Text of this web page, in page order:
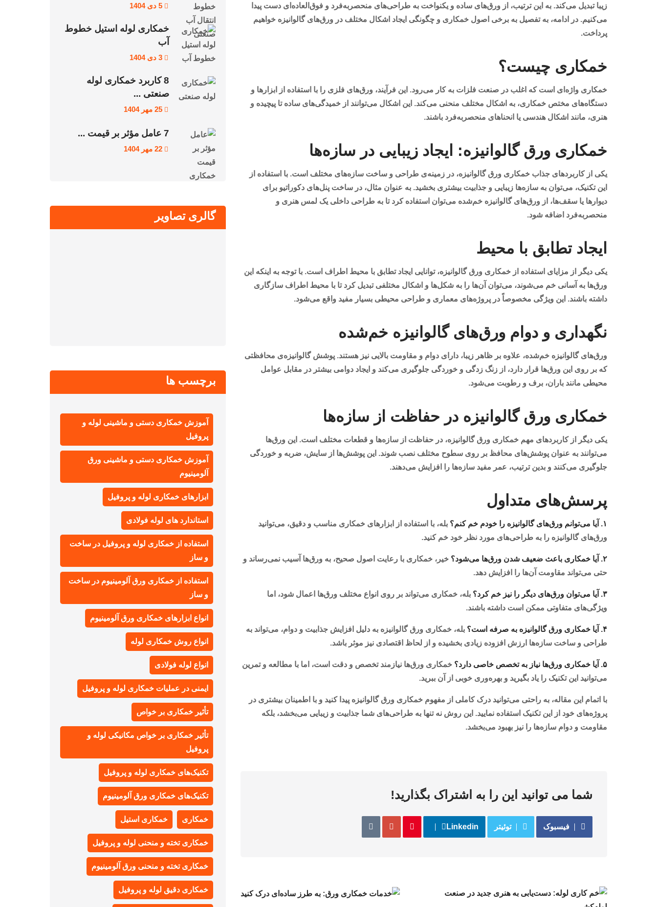
زیبا تبدیل می‌کند. به این ترتیب، از ورق‌های ساده و یکنواخت به طراحی‌های منحصربه‌فرد و فوق‌العاده‌ای دست پیدا
می‌کنیم. در ادامه، به تفصیل به برخی اصول خمکاری و چگونگی ایجاد اشکال مختلف در ورق‌های گالوانیزه خواهیم
پرداخت.
خمکاری چیست؟
خمکاری واژه‌ای است که اغلب در صنعت فلزات به کار می‌رود. این فرآیند، ورق‌های فلزی را با استفاده از ابزارها و
دستگاه‌های مختص خمکاری، به اشکال مختلف منحنی می‌کند. این اشکال می‌توانند از خمیدگی‌های ساده تا پیچیده و
هنری، مانند اشکال هندسی یا انحناهای منحصربه‌فرد باشند.
خمکاری ورق گالوانیزه: ایجاد زیبایی در سازه‌ها
یکی از کاربردهای جذاب خمکاری ورق گالوانیزه، در زمینه‌ی طراحی و ساخت سازه‌های مختلف است. با استفاده از
این تکنیک، می‌توان به سازه‌ها زیبایی و جذابیت بیشتری بخشید. به عنوان مثال، در ساخت پنل‌های دکوراتیو برای
دیوارها یا سقف‌ها، از ورق‌های گالوانیزه خم‌شده می‌توان استفاده کرد تا به طراحی داخلی یک لمس هنری و
منحصربه‌فرد اضافه شود.
ایجاد تطابق با محیط
یکی دیگر از مزایای استفاده از خمکاری ورق گالوانیزه، توانایی ایجاد تطابق با محیط اطراف است. با توجه به اینکه این
ورق‌ها به آسانی خم می‌شوند، می‌توان آن‌ها را به شکل‌ها و اشکال مختلفی تبدیل کرد تا با محیط اطراف سازگاری
داشته باشند. این ویژگی مخصوصاً در پروژه‌های معماری و طراحی محیطی بسیار مفید واقع می‌شود.
نگهداری و دوام ورق‌های گالوانیزه خم‌شده
ورق‌های گالوانیزه خم‌شده، علاوه بر ظاهر زیبا، دارای دوام و مقاومت بالایی نیز هستند. پوشش گالوانیزه‌ی محافظتی
که بر روی این ورق‌ها قرار دارد، از زنگ زدگی و خوردگی جلوگیری می‌کند و ایجاد دوامی بیشتر در مقابل عوامل
محیطی مانند باران، برف و رطوبت می‌شود.
خمکاری ورق گالوانیزه در حفاظت از سازه‌ها
یکی دیگر از کاربردهای مهم خمکاری ورق گالوانیزه، در حفاظت از سازه‌ها و قطعات مختلف است. این ورق‌ها
می‌توانند به عنوان پوشش‌های محافظ بر روی سطوح مختلف نصب شوند. این پوشش‌ها از سایش، ضربه و خوردگی
جلوگیری می‌کنند و بدین ترتیب، عمر مفید سازه‌ها را افزایش می‌دهند.
پرسش‌های متداول
۱. آیا می‌توانم ورق‌های گالوانیزه را خودم خم کنم؟
بله، با استفاده از ابزارهای خمکاری مناسب و دقیق، می‌توانید
ورق‌های گالوانیزه را به طراحی‌های مورد نظر خود خم کنید.
۲. آیا خمکاری باعث ضعیف شدن ورق‌ها می‌شود؟
خیر، خمکاری با رعایت اصول صحیح، به ورق‌ها آسیب نمی‌رساند و
حتی می‌تواند مقاومت آن‌ها را افزایش دهد.
۳. آیا می‌توان ورق‌های دیگر را نیز خم کرد؟
بله، خمکاری می‌تواند بر روی انواع مختلف ورق‌ها اعمال شود، اما
ویژگی‌های متفاوتی ممکن است داشته باشند.
۴. آیا خمکاری ورق گالوانیزه به صرفه است؟
بله، خمکاری ورق گالوانیزه به دلیل افزایش جذابیت و دوام، می‌تواند به
طراحی و ساخت سازه‌ها ارزش افزوده زیادی بخشیده و از لحاظ اقتصادی نیز موثر باشد.
۵. آیا خمکاری ورق‌ها نیاز به تخصص خاصی دارد؟
خمکاری ورق‌ها نیازمند تخصص و دقت است، اما با مطالعه و تمرین
می‌توانید این تکنیک را یاد بگیرید و بهره‌وری خوبی از آن ببرید.
با اتمام این مقاله، به راحتی می‌توانید درک کاملی از مفهوم خمکاری ورق گالوانیزه پیدا کنید و با اطمینان بیشتری در
پروژه‌های خود از این تکنیک استفاده نمایید. این روش نه تنها به طراحی‌های شما جذابیت و زیبایی می‌بخشد، بلکه
مقاومت و دوام سازه‌ها را نیز بهبود می‌بخشد.
شما می توانید این را به اشتراک بگذارید!
فیسبوک توئیتر Linkedin
5 دی 1404
خمکاری لوله استیل خطوط
آب
3 دی 1404
8 کاربرد خمکاری لوله
صنعتی ...
25 مهر 1404
7 عامل مؤثر بر قیمت ...
22 مهر 1404
گالری تصاویر
برچسب ها
آموزش خمکاری دستی و ماشینی لوله و
پروفیل
آموزش خمکاری دستی و ماشینی ورق
آلومینیوم
ابزارهای خمکاری لوله و پروفیل
استاندارد های لوله فولادی
استفاده از خمکاری لوله و پروفیل در ساخت
و ساز
استفاده از خمکاری ورق آلومینیوم در ساخت
و ساز
انواع ابزارهای خمکاری ورق آلومینیوم
انواع روش خمکاری لوله
انواع لوله فولادی
ایمنی در عملیات خمکاری لوله و پروفیل
تأثیر خمکاری بر خواص
تأثیر خمکاری بر خواص مکانیکی لوله و
پروفیل
تکنیک‌های خمکاری لوله و پروفیل
تکنیک‌های خمکاری ورق آلومینیوم
خمکاری خمکاری استیل
خمکاری تخته و منحنی لوله و پروفیل
خمکاری تخته و منحنی ورق آلومینیوم
خمکاری دقیق لوله و پروفیل